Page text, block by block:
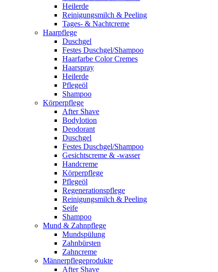
Heilerde
Reinigungsmilch & Peeling
Tages- & Nachtcreme
Haarpflege
Duschgel
Festes Duschgel/Shampoo
Haarfarbe Color Cremes
Haarspray
Heilerde
Pflegeöl
Shampoo
Körperpflege
After Shave
Bodylotion
Deodorant
Duschgel
Festes Duschgel/Shampoo
Gesichtscreme & -wasser
Handcreme
Körperpflege
Pflegeöl
Regenerationspflege
Reinigungsmilch & Peeling
Seife
Shampoo
Mund & Zahnpflege
Mundspülung
Zahnbürsten
Zahncreme
Männerpflegeprodukte
After Shave